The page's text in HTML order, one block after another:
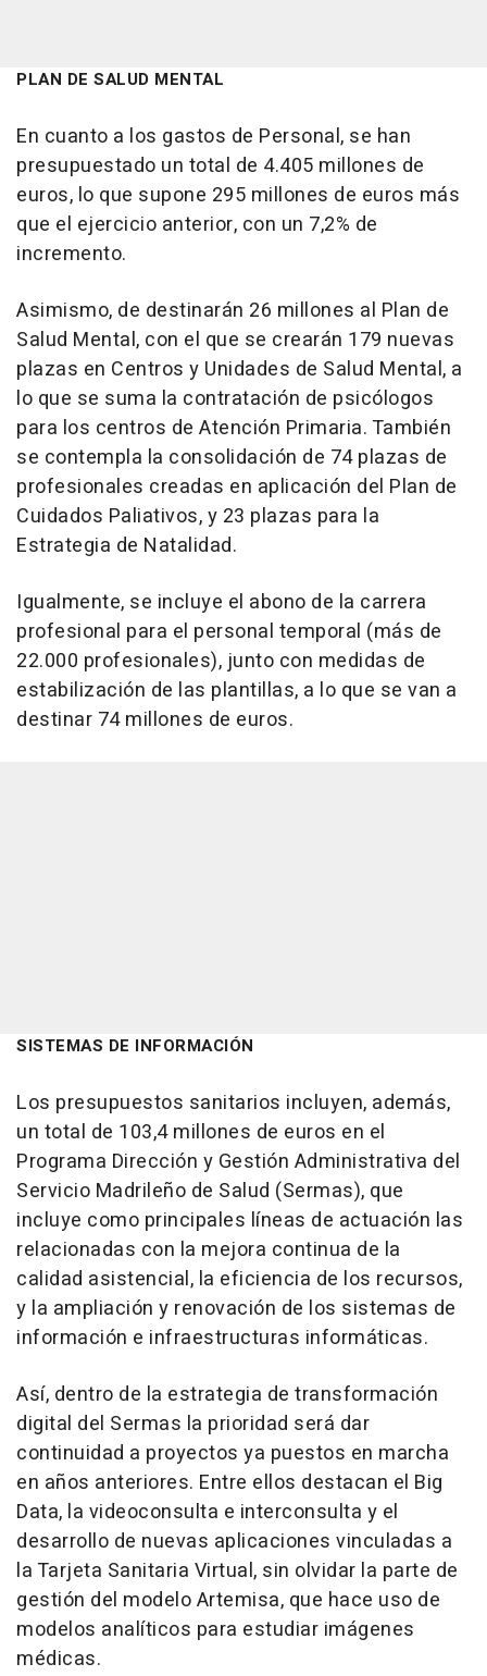
PLAN DE SALUD MENTAL
En cuanto a los gastos de Personal, se han
presupuestado un total de 4.405 millones de
euros, lo que supone 295 millones de euros más
que el ejercicio anterior, con un 7,2% de
incremento.
Asimismo, de destinarán 26 millones al Plan de
Salud Mental, con el que se crearán 179 nuevas
plazas en Centros y Unidades de Salud Mental, a
lo que se suma la contratación de psicólogos
para los centros de Atención Primaria. También
se contempla la consolidación de 74 plazas de
profesionales creadas en aplicación del Plan de
Cuidados Paliativos, y 23 plazas para la
Estrategia de Natalidad.
Igualmente, se incluye el abono de la carrera
profesional para el personal temporal (más de
22.000 profesionales), junto con medidas de
estabilización de las plantillas, a lo que se van a
destinar 74 millones de euros.
SISTEMAS DE INFORMACIÓN
Los presupuestos sanitarios incluyen, además,
un total de 103,4 millones de euros en el
Programa Dirección y Gestión Administrativa del
Servicio Madrileño de Salud (Sermas), que
incluye como principales líneas de actuación las
relacionadas con la mejora continua de la
calidad asistencial, la eficiencia de los recursos,
y la ampliación y renovación de los sistemas de
información e infraestructuras informáticas.
Así, dentro de la estrategia de transformación
digital del Sermas la prioridad será dar
continuidad a proyectos ya puestos en marcha
en años anteriores. Entre ellos destacan el Big
Data, la videoconsulta e interconsulta y el
desarrollo de nuevas aplicaciones vinculadas a
la Tarjeta Sanitaria Virtual, sin olvidar la parte de
gestión del modelo Artemisa, que hace uso de
modelos analíticos para estudiar imágenes
médicas.